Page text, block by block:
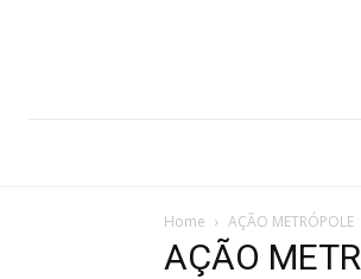
Home AÇÃO METRÓPOLE
AÇÃO